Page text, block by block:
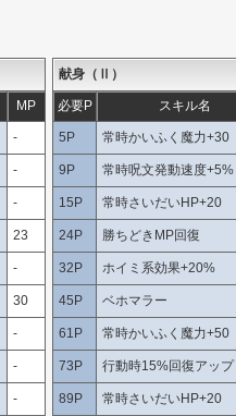
MP
-
-
-
23
-
30
-
-
-
献身（Ⅱ）
必要P スキル名
5P 常時かいふく魔力+30
9P 常時呪文発動速度+5%
15P 常時さいだいHP+20
24P 勝ちどきMP回復
32P ホイミ系効果+20%
45P ベホマラー
61P 常時かいふく魔力+50
73P 行動時15%回復アップ
89P 常時さいだいHP+20